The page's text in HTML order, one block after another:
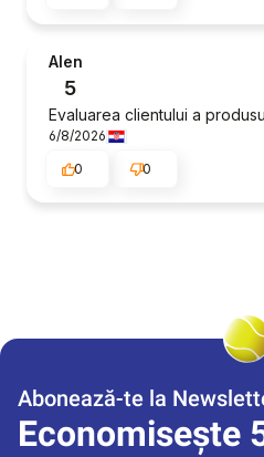
Alen
5
Evaluarea clientului a
6/8/2026
0
0
Abonează-te la
Economisește